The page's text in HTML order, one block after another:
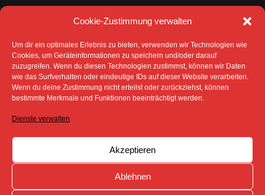
Cookie-Zustimmung verwalten
Um dir ein optimales Erlebnis zu bieten, verwenden wir Technologien wie
Cookies, um Geräteinformationen zu speichern und/oder darauf
zuzugreifen. Wenn du diesen Technologien zustimmst, können wir Daten
wie das Surfverhalten oder eindeutige IDs auf dieser Website verarbeiten.
Wenn du deine Zustimmung nicht erteilst oder zurückziehst, können
bestimmte Merkmale und Funktionen beeinträchtigt werden.
Dienste verwalten
Akzeptieren
Ablehnen
DATENSCHUTZ
IMPRESSUM
COOKIE-RICHTLINIE (EU)
SÄMTLICHE TEXTE, BILDER UND ANDERE
SOFERN NICHT ANDERS GEKENNZEICHNET- DEM
COPYRIGHT DES SPREEBOTE ONLINE ODER WERDEN